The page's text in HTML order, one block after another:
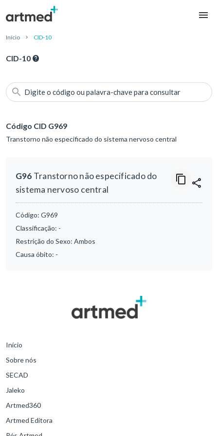
Início CID-10
CID-10
Digite o código ou palavra-chave para consultar
Código CID G969
Transtorno não especificado do sistema nervoso central
G96 Transtorno não especificado do
sistema nervoso central
Código: G969
Classificação: -
Restrição do Sexo: Ambos
Causa óbito: -
Início
Sobre nós
SECAD
Jaleko
Artmed360
Artmed Editora